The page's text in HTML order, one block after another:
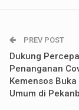
PREV POST
Dukung
Penanganan
Kemensos Buka
Umum di